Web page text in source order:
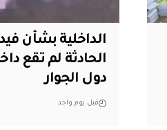
الداخلية بشأن
الحادثة لم تقع
دول الجوار
قبل يوم واحد